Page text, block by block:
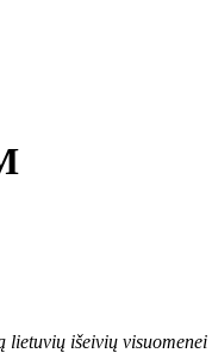
lietuvių išeivių visuomenei